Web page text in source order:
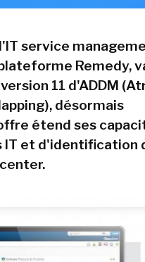
service
Remedy,
11 d'ADDM
désormais
étend ses
IT et d'identification